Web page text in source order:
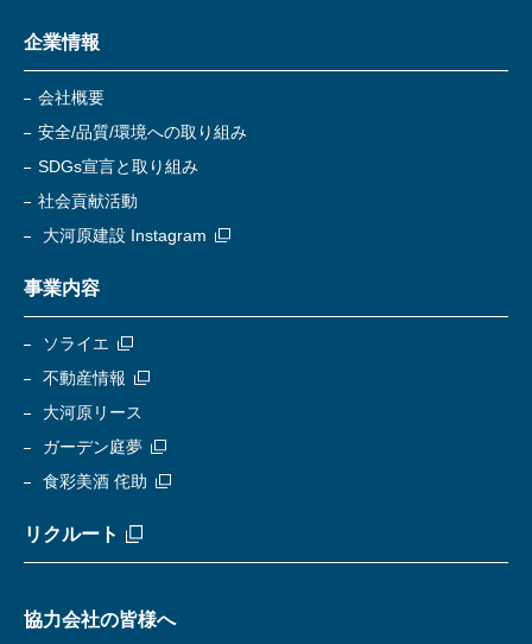
企業情報
会社概要
安全/品質/環境への取り組み
SDGs宣言と取り組み
社会貢献活動
大河原建設 Instagram
事業内容
ソライエ
不動産情報
大河原リース
ガーデン庭夢
食彩美酒 侘助
リクルート
協力会社の皆様へ